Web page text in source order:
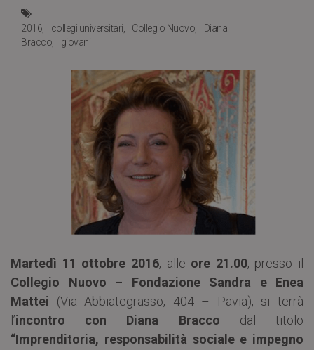
2016 collegi universitari Collegio Nuovo
Diana
Bracco
giovani
Martedì 11 ottobre 2016, alle ore 21.00, presso il
Collegio Nuovo – Fondazione Sandra e Enea
Mattei (Via Abbiategrasso, 404 – Pavia), si terrà
l’incontro con Diana Bracco dal titolo
“Imprenditoria, responsabilità sociale e impegno